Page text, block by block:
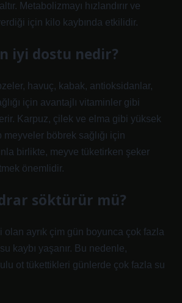
Metabolizmayı hızlandırır ve
için kilo kaybında etkilidir.
iyi dostu nedir?
havuç, kabak, antioksidanlar,
için avantajlı vitaminler gibi
Karpuz, çilek ve elma gibi yüksek
böbrek sağlığı için
birlikte, meyve tüketirken şeker
önemlidir.
söktürür mü?
olan ayrık çim gün boyunca çok fazla
kaybı yaşanır. Bu nedenle,
ot tükettikleri günlerde çok fazla su